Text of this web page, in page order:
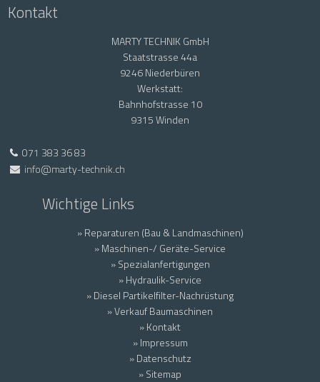
Kontakt
MARTY TECHNIK GmbH
Staatstrasse 44a
9246 Niederbüren
Werkstatt:
Bahnhofstrasse 10
9315 Winden
071 383 36 83
info@marty-technik.ch
Wichtige Links
» Reparaturen (Bau & Landmaschinen)
» Maschinen-/ Geräte-Service
» Spezialanfertigungen
» Hydraulik-Service
» Diesel Partikelfilter-Nachrüstung
» Verkauf Baumaschinen
» Kontakt
» Impressum
» Datenschutz
» Sitemap